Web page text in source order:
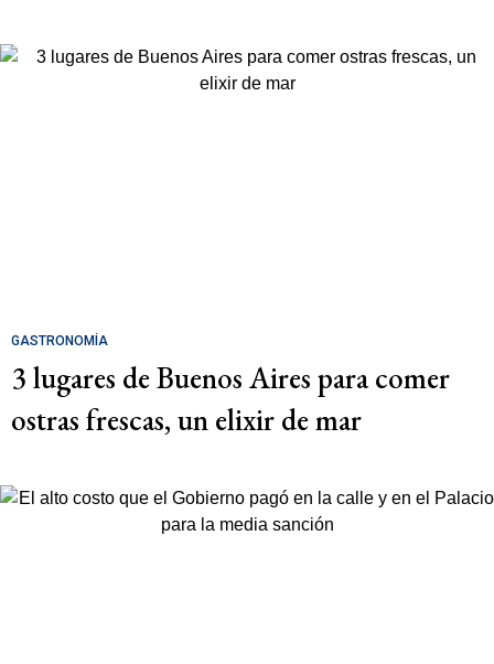
GASTRONOMÍA
3 lugares de Buenos Aires para comer
ostras frescas, un elixir de mar